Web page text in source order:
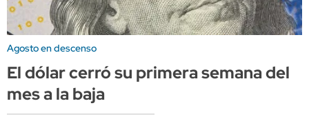
Agosto en descenso
El dólar cerró su primera semana del
mes a la baja